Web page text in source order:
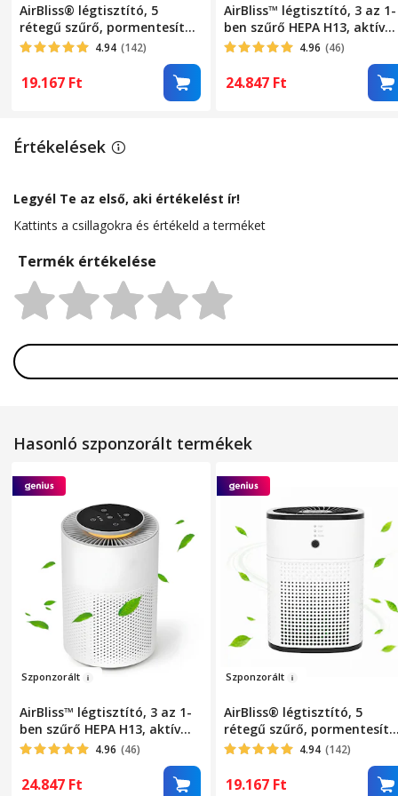
AirBliss® légtisztító, 5
rétegű szűrő, pormentesítő,
HEPA, baktériumellenes,
aktív szén, hidegkatalizátor,
aromaterápiás diffúzor, akár
20 nm-ig tisztít, 3 üzemmód,
hordozható, néma, Fehér
4.94 (142)
19.167 Ft
AirBliss™ légtisztító, 3 az 1-
ben szűrő HEPA H13, aktív
szén, előszűrő, por elleni,
hangulatvilágítás,
érintőképernyő, 3
4.96 (46)
24.847 Ft
Értékelések
Legyél Te az első, aki értékelést ír!
Kattints a csillagokra és értékeld a terméket
Termék értékelése
Hasonló szponzorált termékek
Szponzorált
AirBliss™ légtisztító, 3 az 1-
ben szűrő HEPA H13, aktív
szén, előszűrő, por elleni,
hangulatvilágítás,
4.96 (46)
24.847 Ft
Szponzorált
AirBliss® légtisztító, 5
rétegű szűrő,
HEPA, baktériumellenes,
aktív szén,
aromaterápiás diffúzor,
4.94 (142)
19.167 Ft